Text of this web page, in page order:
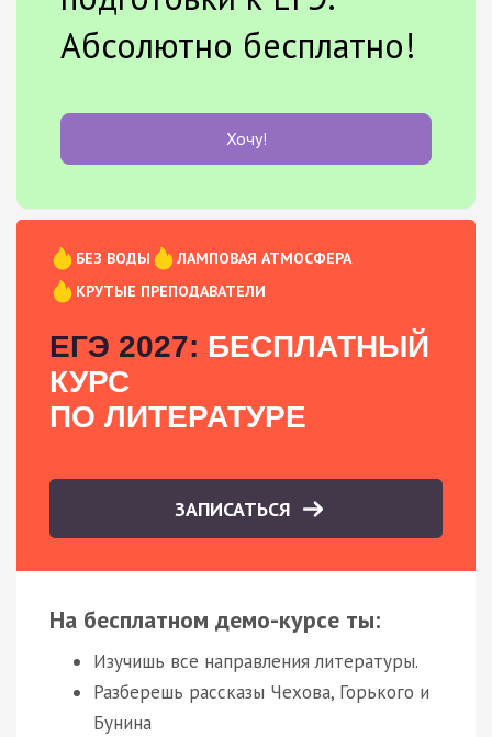
Абсолютно бесплатно!
Хочу!
БЕЗ ВОДЫ
ЛАМПОВАЯ АТМОСФЕРА
КРУТЫЕ ПРЕПОДАВАТЕЛИ
ЕГЭ 2027: БЕСПЛАТНЫЙ
КУРС
ПО ЛИТЕРАТУРЕ
ЗАПИСАТЬСЯ
На бесплатном демо-курсе ты:
Изучишь все направления литературы.
Разберешь рассказы Чехова, Горького и
Бунина